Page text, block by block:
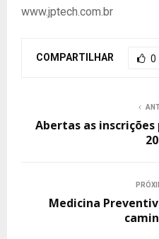
www.jptech.com.br
COMPARTILHAR 0
Abertas as inscrições
Medicina